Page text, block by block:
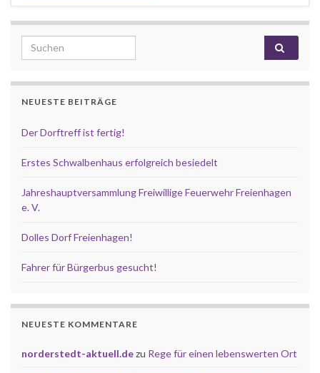
Search for:
NEUESTE BEITRÄGE
Der Dorftreff ist fertig!
Erstes Schwalbenhaus erfolgreich besiedelt
Jahreshauptversammlung Freiwillige Feuerwehr Freienhagen
e. V.
Dolles Dorf Freienhagen!
Fahrer für Bürgerbus gesucht!
NEUESTE KOMMENTARE
norderstedt-aktuell.dezu Rege für einen lebenswerten Ort